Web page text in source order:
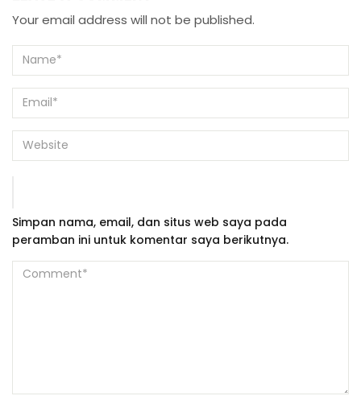
Your email address will not be published.
Simpan nama, email, dan situs web saya pada
peramban ini untuk komentar saya berikutnya.